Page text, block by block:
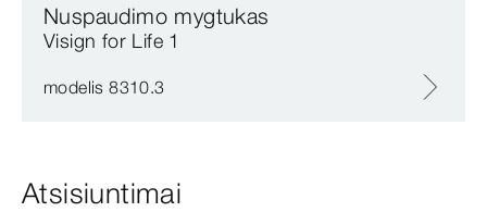
Nuspaudimo mygtukas
Visign for Life 1
modelis 8310.3
Atsisiuntimai